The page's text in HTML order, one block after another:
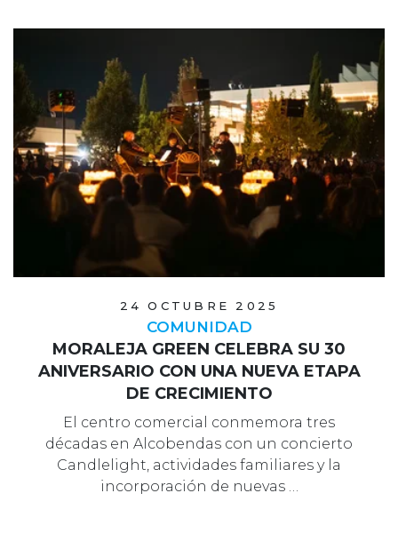
24 OCTUBRE 2025
COMUNIDAD
MORALEJA GREEN CELEBRA SU 30
ANIVERSARIO CON UNA NUEVA ETAPA
DE CRECIMIENTO
El centro comercial conmemora tres
décadas en Alcobendas con un concierto
Candlelight, actividades familiares y la
incorporación de nuevas …